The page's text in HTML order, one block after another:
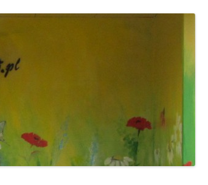
OLSZTYN
GMINA BARCZEWO DYŻURY RADNYCH